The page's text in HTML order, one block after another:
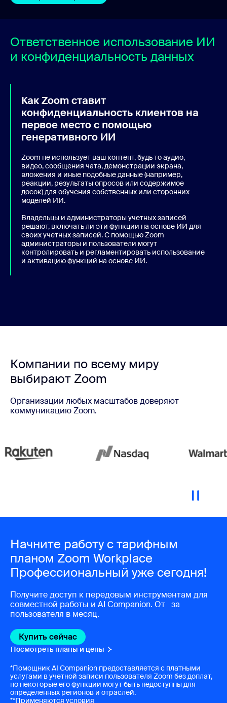
Ответственное использование ИИ
и конфиденциальность данных
Как Zoom ставит
конфиденциальность клиентов на
первое место с помощью
генеративного ИИ
Zoom не использует ваш контент, будь то аудио,
видео, сообщения чата, демонстрации экрана,
вложения и иные подобные данные (например,
реакции, результаты опросов или содержимое
досок) для обучения собственных или сторонних
моделей ИИ.
Владельцы и администраторы учетных записей
решают, включать ли эти функции на основе ИИ для
своих учетных записей. С помощью Zoom
администраторы и пользователи могут
контролировать и регламентировать использование
и активацию функций на основе ИИ.
Компании по всему миру
выбирают Zoom
Организации любых масштабов доверяют
коммуникацию Zoom.
Начните работу с тарифным
планом Zoom Workplace
Профессиональный уже сегодня!
Получите доступ к передовым инструментам для
совместной работы и AI Companion. От за
пользователя в месяц.
Купить сейчас Купить сейчас
Посмотреть планы и цены Посмотреть планы и цены
*Помощник AI Companion предоставляется с платными
услугами в учетной записи пользователя Zoom без доплат,
но некоторые его функции могут быть недоступны для
определенных регионов и отраслей.
**Применяются условия